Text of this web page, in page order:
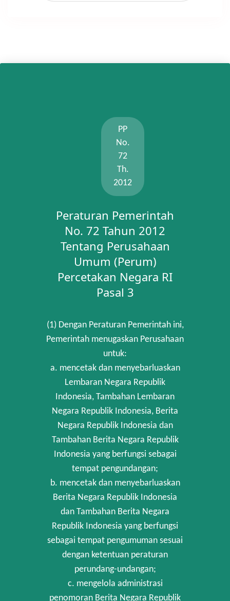
PP
No.
72
Th.
2012
Peraturan Pemerintah
No. 72 Tahun 2012
Tentang Perusahaan
Umum (Perum)
Percetakan Negara RI
Pasal 3
(1) Dengan Peraturan Pemerintah ini,
Pemerintah menugaskan Perusahaan
untuk:
a. mencetak dan menyebarluaskan
Lembaran Negara Republik
Indonesia, Tambahan Lembaran
Negara Republik Indonesia, Berita
Negara Republik Indonesia dan
Tambahan Berita Negara Republik
Indonesia yang berfungsi sebagai
tempat pengundangan;
b. mencetak dan menyebarluaskan
Berita Negara Republik Indonesia
dan Tambahan Berita Negara
Republik Indonesia yang berfungsi
sebagai tempat pengumuman sesuai
dengan ketentuan peraturan
perundang-undangan;
c. mengelola administrasi
penomoran Berita Negara Republik